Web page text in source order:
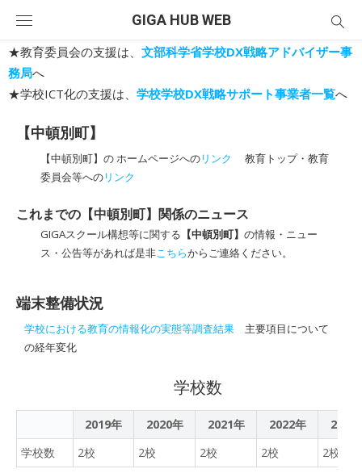
content
GIGA HUB WEB
★教育委員会の支援は、 文部科学省学校DX戦略アドバイザー事
務局へ
★学校ICT化の支援は、 学校学校DX戦略サポート事業者一覧へ
【中頓別町】
【中頓別町】の ホームページへのリンク
教育トップ・教育
委員会等へのリンク
これまでの【中頓別町】関係のニュース
GIGAスクール構想等に関する 【中頓別町】 の情報・ニュー
ス・公告等があれば是非こちらからご連絡ください。
端末整備状況
学校における教育の情報化の実態等調査結果 主要項目について
の経年変化
学校数
2019年 2020年 2021年 2022年
2023
学校数
2校 2校 2校 2校 2校